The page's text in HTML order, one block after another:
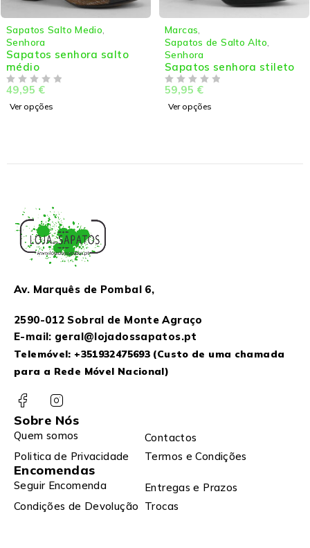
Sapatos Salto Medio
Senhora
Sapatos senhora salto
médio
49,95 €
Ver opções
Marcas
Sapatos de Salto Alto
Senhora
Sapatos senhora stileto
59,95 €
Ver opções
Av. Marquês de Pombal 6,
2590-012 Sobral de Monte Agraço
E-mail: geral@lojadossapatos.pt
Telemóvel: +351932475693 (Custo de uma chamada
para a Rede Móvel Nacional)
Sobre Nós
Quem somos
Contactos
Politica de Privacidade
Termos e Condições
Encomendas
Seguir Encomenda
Entregas e Prazos
Condições de Devolução Trocas